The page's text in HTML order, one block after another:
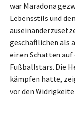
war Maradona
Lebensstils und
geschäftlichen als
einen Schatten auf
Fußballstars. Die
kämpfen hatte,
vor den